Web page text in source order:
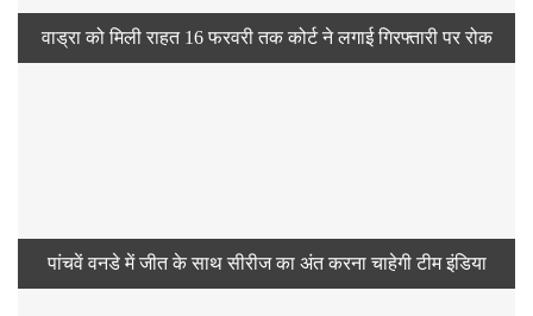
वाड्रा को मिली राहत 16 फरवरी तक कोर्ट ने लगाई गिरफ्तारी पर रोक
पांचवें वनडे में जीत के साथ सीरीज का अंत करना चाहेगी टीम इंडिया